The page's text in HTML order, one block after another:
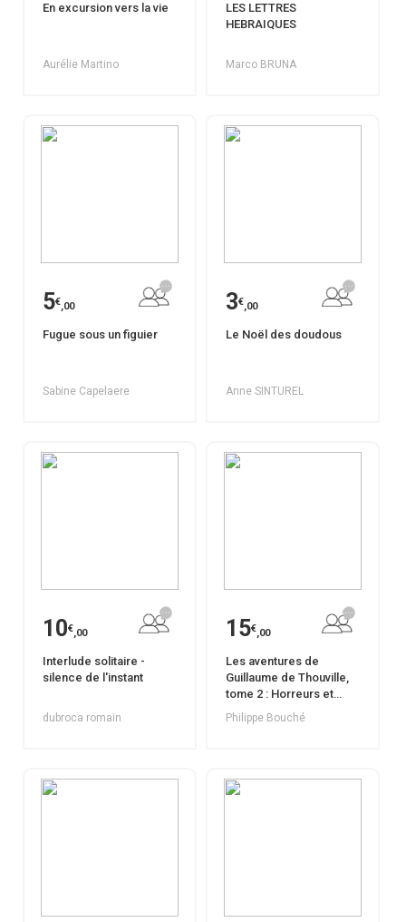
En excursion vers la vie
Aurélie Martino
LES LETTRES
HEBRAIQUES
Marco BRUNA
5€,00
Fugue sous un figuier
Sabine Capelaere
3€,00
Le Noël des doudous
Anne SINTUREL
10€,00
Interlude solitaire -
silence de l'instant
dubroca romain
15€,00
Les aventures de
Guillaume de Thouville,
tome 2 : Horreurs et
Merveilles
Philippe Bouché